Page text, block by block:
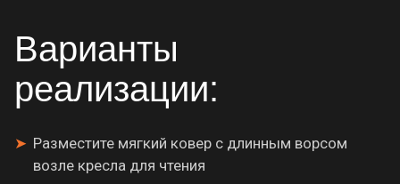
Варианты
реализации:
Разместите мягкий ковер с длинным ворсом
возле кресла для чтения